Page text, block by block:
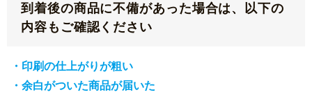
到着後の商品に不備があった場合は、以下の
内容もご確認ください
・印刷の仕上がりが粗い
・余白がついた商品が届いた